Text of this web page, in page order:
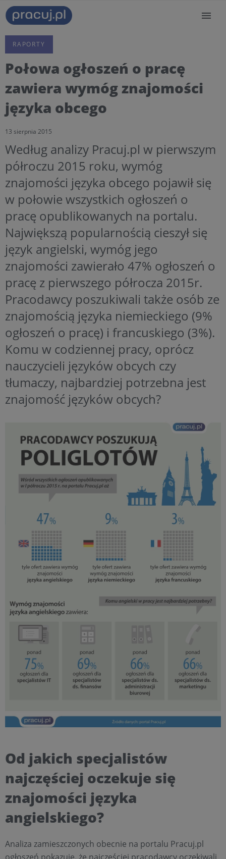
RAPORTY
Połowa ogłoszeń o pracę
zawiera wymóg znajomości
języka obcego
13 sierpnia 2015
Według analizy Pracuj.pl w pierwszym
półroczu 2015 roku, wymóg
znajomości języka obcego pojawił się
w połowie wszystkich ogłoszeń o
pracę opublikowanych na portalu.
Największą popularnością cieszył się
język angielski, wymóg jego
znajomości zawierało 47% ogłoszeń o
pracę z pierwszego półrocza 2015r.
Pracodawcy poszukiwali także osób ze
znajomością języka niemieckiego (9%
ogłoszeń o pracę) i francuskiego (3%).
Komu w codziennej pracy, oprócz
nauczycieli języków obcych czy
tłumaczy, najbardziej potrzebna jest
znajomość języków obcych?
Od jakich specjalistów
najczęściej oczekuje się
znajomości języka
angielskiego?
Analiza zamieszczonych obecnie na portalu Pracuj.pl